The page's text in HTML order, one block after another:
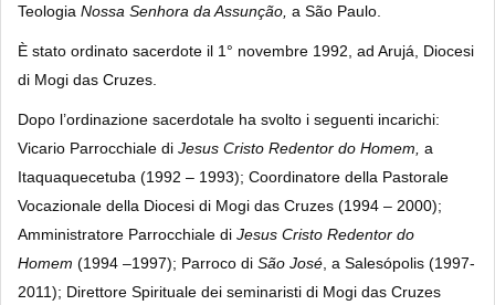
Teologia Nossa Senhora da Assunção, a São Paulo.
È stato ordinato sacerdote il 1° novembre 1992, ad Arujá, Diocesi
di Mogi das Cruzes.
Dopo l’ordinazione sacerdotale ha svolto i seguenti incarichi:
Vicario Parrocchiale di Jesus Cristo Redentor do Homem, a
Itaquaquecetuba (1992 – 1993); Coordinatore della Pastorale
Vocazionale della Diocesi di Mogi das Cruzes (1994 – 2000);
Amministratore Parrocchiale di Jesus Cristo Redentor do
Homem (1994 –1997); Parroco di São José, a Salesópolis (1997-
2011); Direttore Spirituale dei seminaristi di Mogi das Cruzes